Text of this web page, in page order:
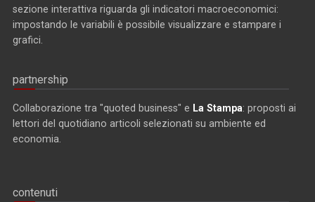
sezione interattiva riguarda gli indicatori macroeconomici:
impostando le variabili è possibile visualizzare e stampare i
grafici.
partnership
Collaborazione tra "quoted business" e La Stampa: proposti ai
lettori del quotidiano articoli selezionati su ambiente ed
economia.
contenuti